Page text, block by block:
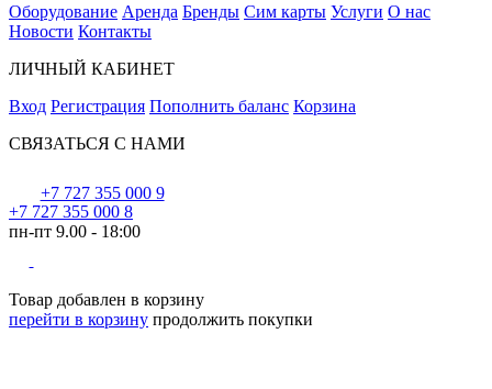
Оборудование Аренда Бренды Сим карты Услуги О нас
Новости Контакты
ЛИЧНЫЙ КАБИНЕТ
Вход Регистрация Пополнить баланс Корзина
СВЯЗАТЬСЯ С НАМИ
+7 727 355 000 9
+7 727 355 000 8
пн-пт 9.00 - 18:00
Товар добавлен в корзину
перейти в корзину продолжить покупки